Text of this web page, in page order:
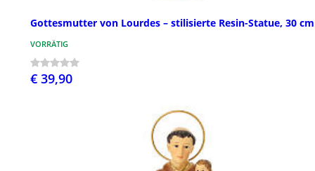
Gottesmutter von Lourdes – stilisierte Resin-Statue, 30 cm
VORRÄTIG
€ 39,90